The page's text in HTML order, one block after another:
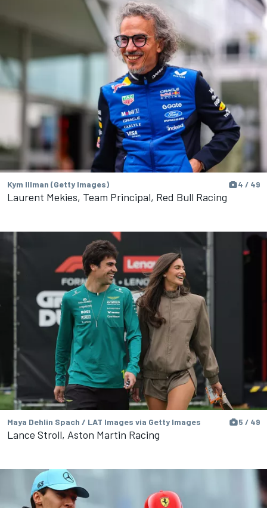
Kym Illman (Getty Images) 4 / 49
Laurent Mekies, Team Principal, Red Bull Racing
Maya Dehlin Spach / LAT Images via Getty Images 5 / 49
Lance Stroll, Aston Martin Racing